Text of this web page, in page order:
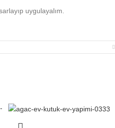
uygulayalım.